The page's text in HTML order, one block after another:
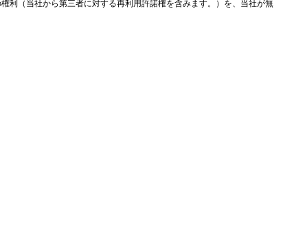
利（当社から第三者に対する再利用許諾権を含みます。）を、当社が無